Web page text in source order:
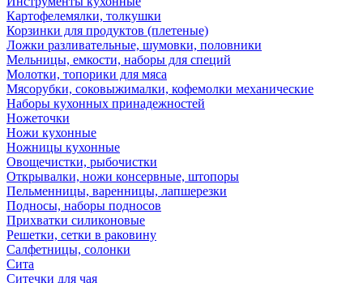
Картофелемялки, толкушки
Корзинки для продуктов (плетеные)
Ложки разливательные, шумовки, половники
Мельницы, емкости, наборы для специй
Молотки, топорики для мяса
Мясорубки, соковыжималки, кофемолки механические
Наборы кухонных принадежностей
Ножеточки
Ножи кухонные
Ножницы кухонные
Овощечистки, рыбочистки
Открывалки, ножи консервные, штопоры
Пельменницы, варенницы, лапшерезки
Подносы, наборы подносов
Прихватки силиконовые
Решетки, сетки в раковину
Салфетницы, солонки
Сита
Ситечки для чая